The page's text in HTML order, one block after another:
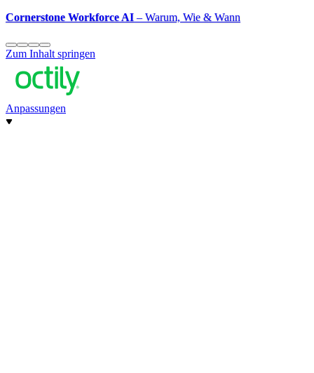
Cornerstone Workforce AI– Warum, Wie & Wann
Zum Inhalt springen
Anpassungen